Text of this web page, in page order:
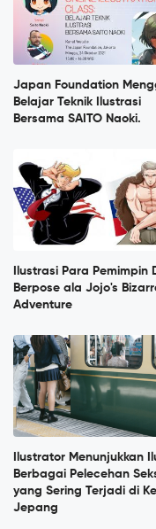
Japan Foundation
Belajar Teknik Ilustrasi
Bersama SAITO Naoki.
Ilustrasi Para Pemimpin
Berpose ala Jojo's
Adventure
Ilustrator Menunjukkan
Berbagai Pelecehan
yang Sering Terjadi di
Jepang